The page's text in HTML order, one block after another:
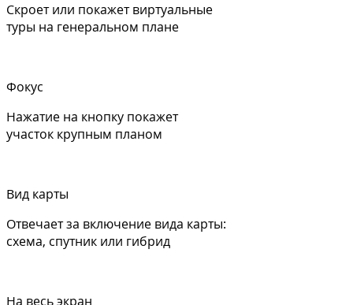
Скроет или покажет виртуальные
туры на генеральном плане
Фокус
Нажатие на кнопку покажет
участок крупным планом
Вид карты
Отвечает за включение вида карты:
схема, спутник или гибрид
На весь экран